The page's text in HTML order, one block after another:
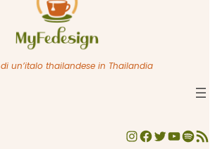
un’italo thailandese in Thailandia
InstagramFacebook Twitter YouTube Spotify Feed RSS